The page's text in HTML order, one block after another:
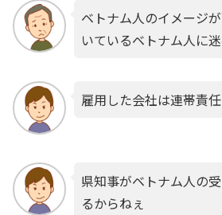
ベトナム人のイメージ
いているベトナム人に迷
雇用した会社は連帯責
県知事がベトナム人の
るからねぇ